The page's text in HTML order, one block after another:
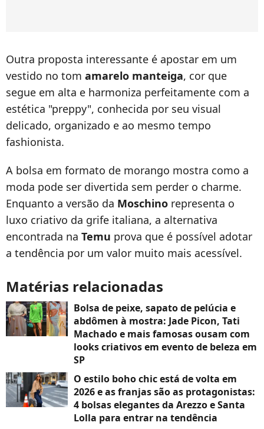
Outra proposta interessante é apostar em um
vestido no tom amarelo manteiga, cor que
segue em alta e harmoniza perfeitamente com a
estética "preppy", conhecida por seu visual
delicado, organizado e ao mesmo tempo
fashionista.
A bolsa em formato de morango mostra como a
moda pode ser divertida sem perder o charme.
Enquanto a versão da Moschino representa o
luxo criativo da grife italiana, a alternativa
encontrada na Temu prova que é possível adotar
a tendência por um valor muito mais acessível.
Matérias relacionadas
Bolsa de peixe, sapato de pelúcia e
abdômen à mostra: Jade Picon, Tati
Machado e mais famosas ousam com
looks criativos em evento de beleza em
SP
O estilo boho chic está de volta em
2026 e as franjas são as protagonistas:
4 bolsas elegantes da Arezzo e Santa
Lolla para entrar na tendência